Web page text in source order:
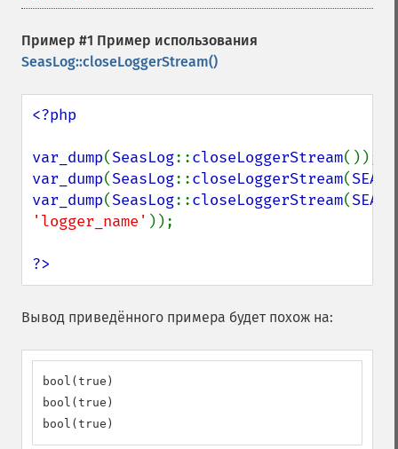
Пример #1 Пример использования
SeasLog::closeLoggerStream()
<?php
var_dump(SeasLog::closeLoggerStream
var_dump(SeasLog::closeLoggerStream(
var_dump(SeasLog::closeLoggerStream(
'logger_name' ));
?>
Вывод приведённого примера будет похож на:
bool(true)
bool(true)
bool(true)